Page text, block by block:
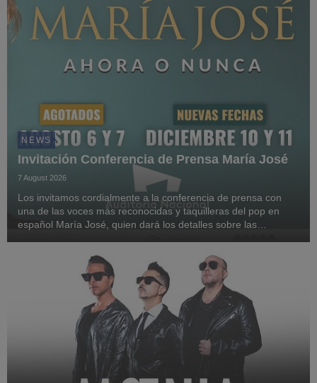
NEWS
Invitación Conferencia de Prensa María José
7 August 2026
Los invitamos cordialmente a la conferencia de prensa con
una de las voces más reconocidas y taquilleras del pop en
español María José, quien dará los detalles sobre las